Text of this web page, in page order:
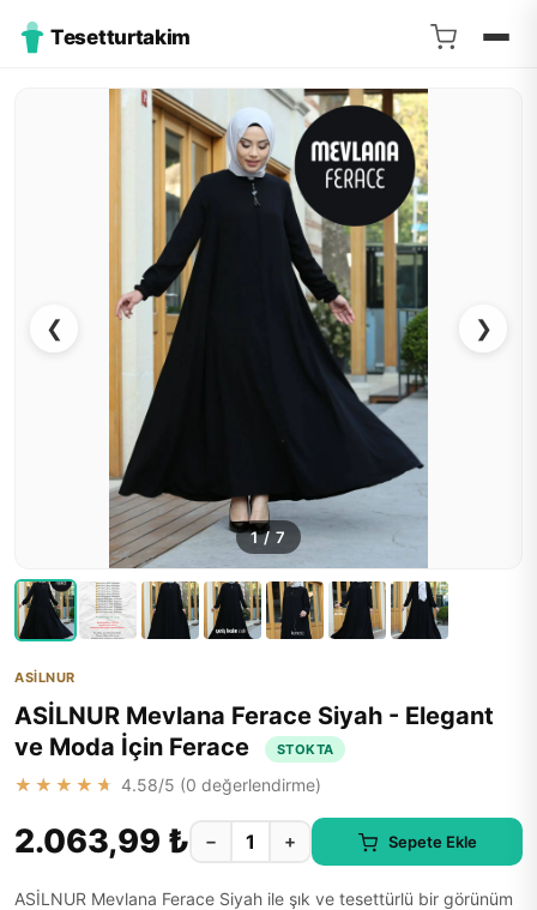
Tesetturtakim
❮ ❯
1/ 7
ASİLNUR
ASİLNUR Mevlana Ferace Siyah - Elegant
ve Moda İçin Ferace
STOKTA
★★★★★ 4.58/5 (0 değerlendirme)
2.063,99 ₺ − + Sepete Ekle
ASİLNUR Mevlana Ferace Siyah ile şık ve tesettürlü bir görünüm